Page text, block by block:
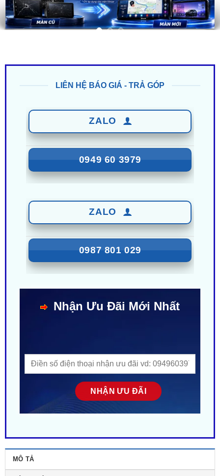
0949 60 3979
0987 801 029
ĐÁNH GIÁ (0)